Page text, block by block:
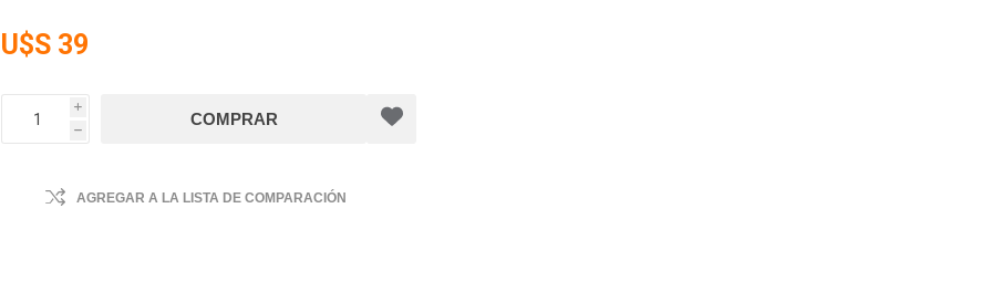
U$S 39
i
h
AGREGAR A LA LISTA DE COMPARACIÓN